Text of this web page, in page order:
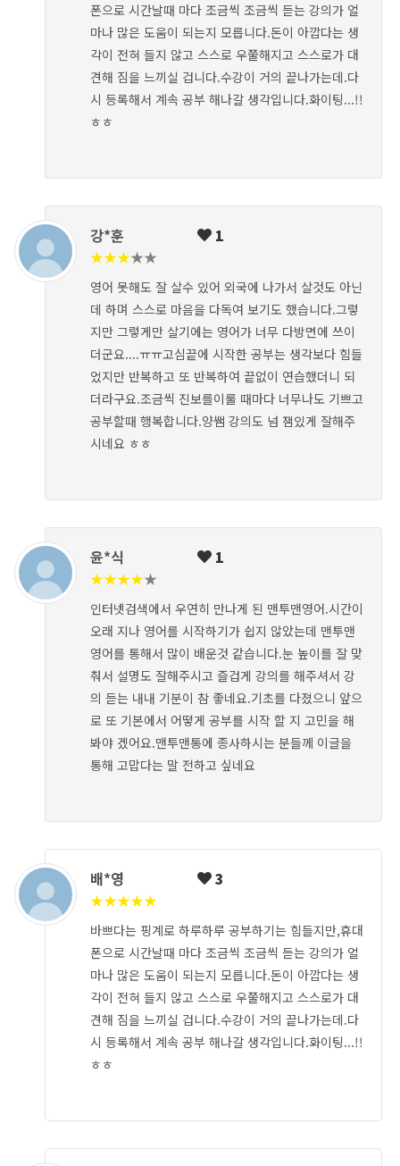
폰으로 시간날때 마다 조금씩 조금씩 듣는 강의가 얼
마나 많은 도움이 되는지 모릅니다.돈이 아깝다는 생
각이 전혀 들지 않고 스스로 우쭐해지고 스스로가 대
견해 짐을 느끼실 겁니다.수강이 거의 끝나가는데.다
시 등록해서 계속 공부 해나갈 생각입니다.화이팅...!!
ㅎㅎ
강*훈 1
★★★★★
영어 못해도 잘 살수 있어 외국에 나가서 살것도 아닌
데 하며 스스로 마음을 다독여 보기도 했습니다.그렇
지만 그렇게만 살기에는 영어가 너무 다방면에 쓰이
더군요....ㅠㅠ고심끝에 시작한 공부는 생각보다 힘들
었지만 반복하고 또 반복하여 끝없이 연습했더니 되
더라구요.조금씩 진보를이룰 때마다 너무나도 기쁘고
공부할때 행복합니다.양쌤 강의도 넘 잼있게 잘해주
시네요 ㅎㅎ
윤*식 1
★★★★★
인터넷검색에서 우연히 만나게 된 맨투맨영어.시간이
오래 지나 영어를 시작하기가 쉽지 않았는데 맨투맨
영어를 통해서 많이 배운것 같습니다.눈 높이를 잘 맞
춰서 설명도 잘해주시고 즐겁게 강의를 해주셔서 강
의 듣는 내내 기분이 참 좋네요.기초를 다졌으니 앞으
로 또 기본에서 어떻게 공부를 시작 할 지 고민을 해
봐야 겠어요.맨투맨통에 종사하시는 분들께 이글을
통해 고맙다는 말 전하고 싶네요
배*영 3
★★★★★
바쁘다는 핑계로 하루하루 공부하기는 힘들지만,휴대
폰으로 시간날때 마다 조금씩 조금씩 듣는 강의가 얼
마나 많은 도움이 되는지 모릅니다.돈이 아깝다는 생
각이 전혀 들지 않고 스스로 우쭐해지고 스스로가 대
견해 짐을 느끼실 겁니다.수강이 거의 끝나가는데.다
시 등록해서 계속 공부 해나갈 생각입니다.화이팅...!!
ㅎㅎ